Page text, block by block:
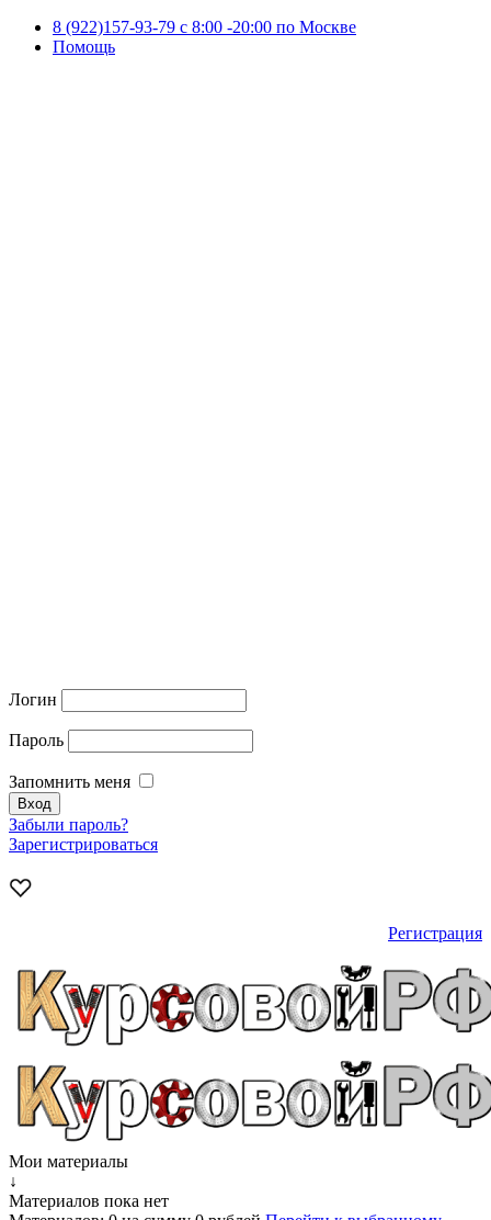
8 (922)157-93-79 c 8:00 -20:00 по Москве
Помощь
Логин
Пароль
Запомнить меня
Забыли пароль?
Зарегистрироваться
Регистрация
Мои материалы
↓
Материалов пока нет